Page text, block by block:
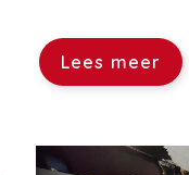
Lees meer